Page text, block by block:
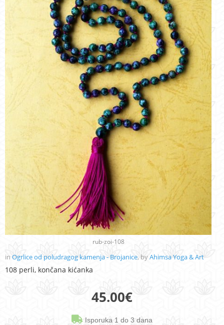
rub-zoi-108
in Ogrlice od poludragog kamenja - Brojanice, byAhimsa Yoga & Art
108 perli, končana kićanka
45.00€
Isporuka 1 do 3 dana